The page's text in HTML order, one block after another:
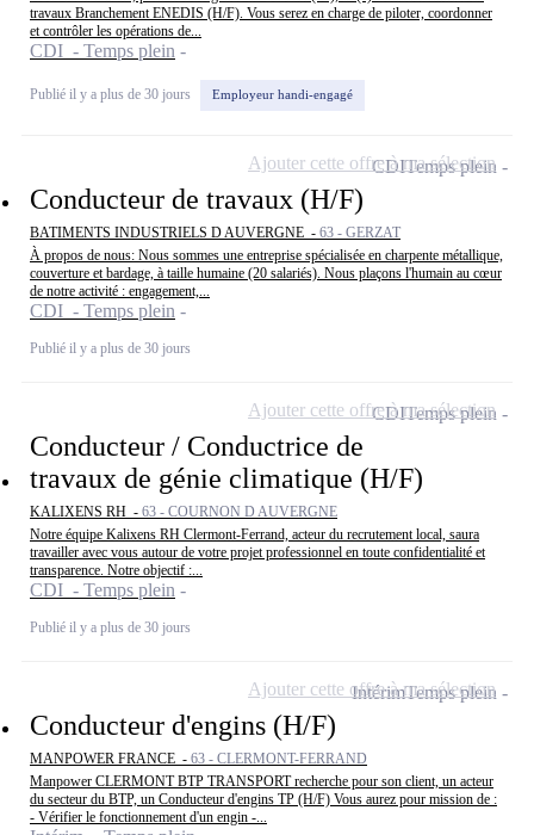
travaux Branchement ENEDIS (H/F). Vous serez en charge de piloter, coordonner
et contrôler les opérations de...
CDI - Temps plein
Publié il y a plus de 30 jours Employeur handi-engagé
Conducteur de travaux (H/F)
BATIMENTS INDUSTRIELS D AUVERGNE - 63 - GERZAT
À propos de nous: Nous sommes une entreprise spécialisée en charpente métallique,
couverture et bardage, à taille humaine (20 salariés). Nous plaçons l'humain au cœur
de notre activité : engagement,...
CDI - Temps plein
Publié il y a plus de 30 jours
CDITemps plein
Ajouter cette offre à ma sélection
Conducteur / Conductrice de
travaux de génie climatique (H/F)
KALIXENS RH - 63 - COURNON D AUVERGNE
Notre équipe Kalixens RH Clermont-Ferrand, acteur du recrutement local, saura
travailler avec vous autour de votre projet professionnel en toute confidentialité et
transparence. Notre objectif :...
CDI - Temps plein
Publié il y a plus de 30 jours
CDITemps plein
Ajouter cette offre à ma sélection
Conducteur d'engins (H/F)
MANPOWER FRANCE - 63 - CLERMONT-FERRAND
Manpower CLERMONT BTP TRANSPORT recherche pour son client, un acteur
du secteur du BTP, un Conducteur d'engins TP (H/F) Vous aurez pour mission de :
- Vérifier le fonctionnement d'un engin -...
IntérimTemps plein
Ajouter cette offre à ma sélection